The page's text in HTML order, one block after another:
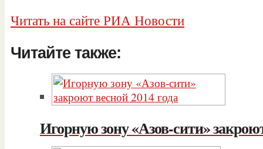
Читать на сайте РИА Новости
Читайте также:
Игорную зону «Азов-сити»